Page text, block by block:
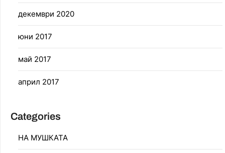
декември 2020
юни 2017
май 2017
април 2017
Categories
НА МУШКАТА